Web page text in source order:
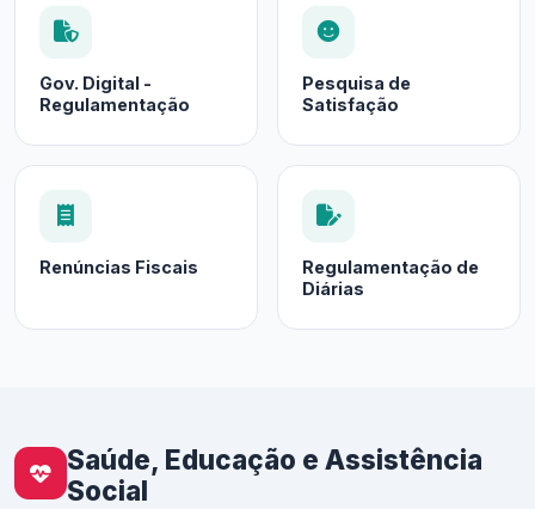
Gov. Digital -
Regulamentação
Pesquisa de
Satisfação
Renúncias Fiscais
Regulamentação de
Diárias
Saúde, Educação e Assistência
Social